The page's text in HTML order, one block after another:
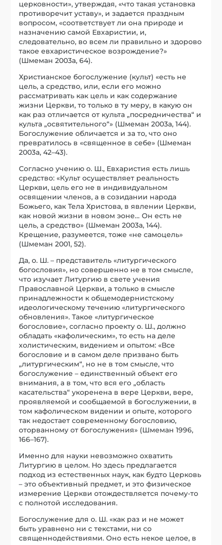
церковности», утверждая, «что такая установка
противоречит уставу», и задается праздным
вопросом, «соответствует ли она природе и
назначению самой Евхаристии, и,
следовательно, во всем ли правильно и здорово
такое евхаристическое возрождение?»
(Шмеман 2003a, 64).
Христианское богослужение (культ) «есть не
цель, а средство, или, если его можно
рассматривать как цель и как содержание
жизни Церкви, то только в ту меру, в какую он
как раз отличается от культа „посредничества“ и
культа „освятительного“» (Шмеман 2003a, 144).
Богослужение обличается и за то, что оно
превратилось в «священное в себе» (Шмеман
2003a, 42–43).
Согласно учению о. Ш., Евхаристия есть лишь
средство: «Культ осуществляет реальность
Церкви, цель его не в индивидуальном
освящении членов, а в созидании народа
Божьего, как Тела Христова, в явлении Церкви,
как новой жизни в новом эоне… Он есть не
цель, а средство» (Шмеман 2003a, 144).
Крещение, разумеется, тоже «не самоцель»
(Шмеман 2001, 52).
Да, о. Ш. – представитель «литургического
богословия», но совершенно не в том смысле,
что изучает Литургию в свете учения
Православной Церкви, а только в смысле
принадлежности к общемодернистскому
идеологическому течению «литургического
обновления». Такое «литургическое
богословие», согласно проекту о. Ш., должно
обладать «кафолическим», то есть на деле
холистическим, видением и опытом: «Все
богословие и в самом деле призвано быть
„литургическим“, но не в том смысле, что
богослужение – единственный объект его
внимания, а в том, что вся его „область
касательства“ укоренена в вере Церкви, вере,
проявляемой и сообщаемой в богослужении, в
том кафолическом видении и опыте, которого
так недостает современному богословию,
оторванному от богослужения» (Шмеман 1996,
166–167).
Именно для науки невозможно охватить
Литургию в целом. Но здесь предлагается
подход из естественных наук, как будто Церковь
– это объективный предмет, и это физическое
измерение Церкви отождествляется почему-то
с полнотой исследования.
Богослужение для о. Ш. «как раз и не может
быть уравнено ни с текстами, ни со
священнодействиями. Оно есть некое целое, в